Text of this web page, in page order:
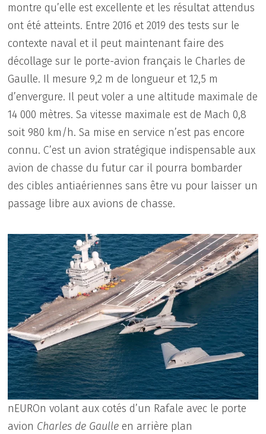
montre qu’elle est excellente et les résultat attendus
ont été atteints. Entre 2016 et 2019 des tests sur le
contexte naval et il peut maintenant faire des
décollage sur le porte-avion français le Charles de
Gaulle. Il mesure 9,2 m de longueur et 12,5 m
d’envergure. Il peut voler a une altitude maximale de
14 000 mètres. Sa vitesse maximale est de Mach 0,8
soit 980 km/h. Sa mise en service n’est pas encore
connu. C’est un avion stratégique indispensable aux
avion de chasse du futur car il pourra bombarder
des cibles antiaériennes sans être vu pour laisser un
passage libre aux avions de chasse.
nEUROn volant aux cotés d’un Rafale avec le porte
avion Charles de Gaulle en arrière plan